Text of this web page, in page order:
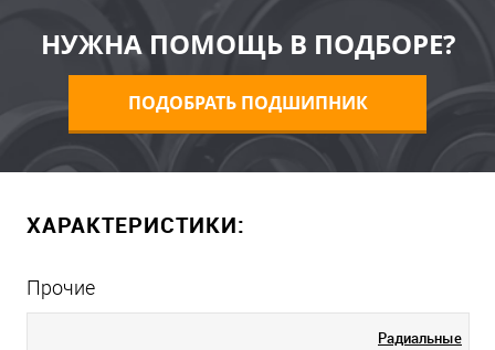
НУЖНА ПОМОЩЬ В ПОДБОРЕ?
ПОДОБРАТЬ ПОДШИПНИК
ХАРАКТЕРИСТИКИ:
Прочие
Радиальные